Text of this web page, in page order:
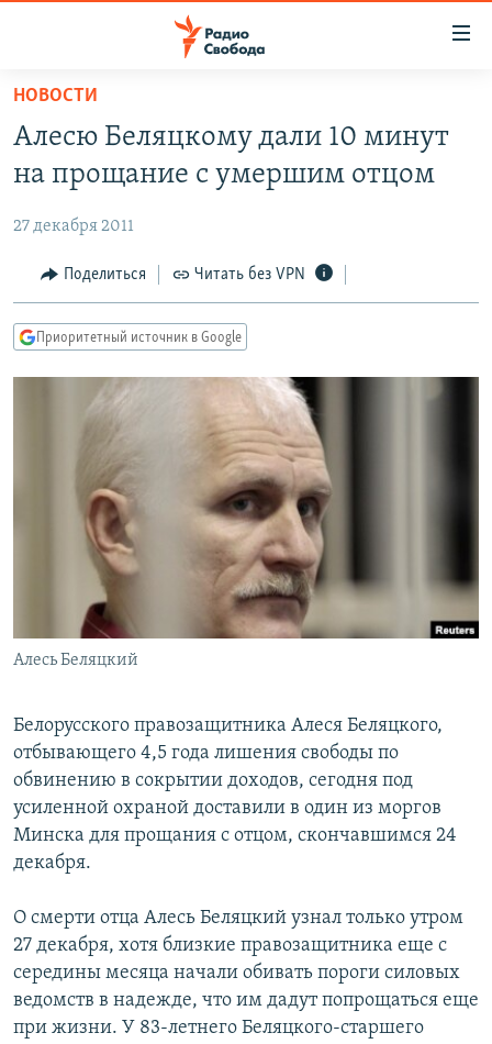
упрощенного
доступа
основному
Вернутся
главной
навигации
Вернутся
АВТОРСКИЕ ПРОЕКТЫ
ЦИТАТЫ СВОБОДЫ
МНЕНИЯ
IDEL.РЕАЛИИ
КАВКАЗ.РЕАЛИИ
СЕВЕР.РЕАЛИИ
СИБИРЬ.РЕАЛИИ
РАСПИСАНИЕ ВЕЩАНИЯ
ПОДПИШИТЕСЬ НА РАССЫЛКУ
СОЦИАЛЬНЫЕ СЕТИ
Все сайты РСЕ/РС
НОВОСТИ
Алесю Беляцкому дали 10 минут
на прощание с умершим отцом
27 декабря 2011
Поделиться Читать без VPN
Приоритетный источник в Google
Алесь Беляцкий
Белорусского правозащитника Алеся Беляцкого,
отбывающего 4,5 года лишения свободы по
обвинению в сокрытии доходов, сегодня под
усиленной охраной доставили в один из моргов
Минска для прощания с отцом, скончавшимся 24
декабря.
О смерти отца Алесь Беляцкий узнал только утром
27 декабря, хотя близкие правозащитника еще с
середины месяца начали обивать пороги силовых
ведомств в надежде, что им дадут попрощаться еще
при жизни. У 83-летнего Беляцкого-старшего